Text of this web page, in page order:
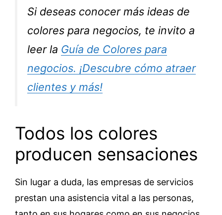
Si deseas conocer más ideas de
colores para negocios, te invito a
leer la Guía de Colores para
negocios. ¡Descubre cómo atraer
clientes y más!
Todos los colores
producen sensaciones
Sin lugar a duda, las empresas de servicios
prestan una asistencia vital a las personas,